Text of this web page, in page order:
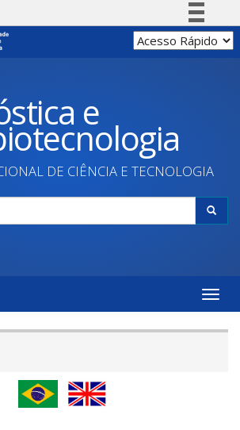
Simplifique!
Acesso à informação
Legislação
Canais
e
DE CIÊNCIA E TECNOLOGIA
Toggle